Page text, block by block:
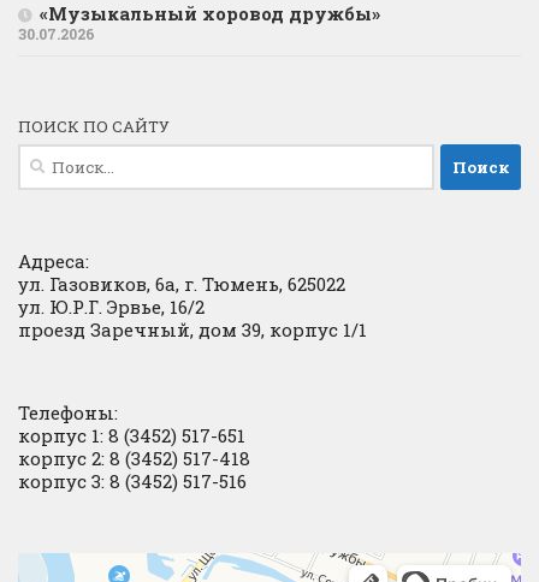
«Музыкальный хоровод дружбы»
30.07.2026
ПОИСК ПО САЙТУ
Найти:
Адреса:
ул. Газовиков, 6а, г. Тюмень, 625022
ул. Ю.Р.Г. Эрвье, 16/2
проезд Заречный, дом 39, корпус 1/1
Телефоны:
корпус 1: 8 (3452) 517-651
корпус 2: 8 (3452) 517-418
корпус 3: 8 (3452) 517-516